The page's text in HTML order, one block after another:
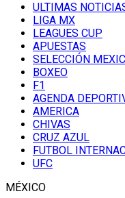
ULTIMAS
LIGA MX
LEAGUES CUP
APUESTAS
SELECCIÓN
BOXEO
F1
AGENDA
AMERICA
CHIVAS
CRUZ AZUL
FUTBOL
UFC
MÉXICO